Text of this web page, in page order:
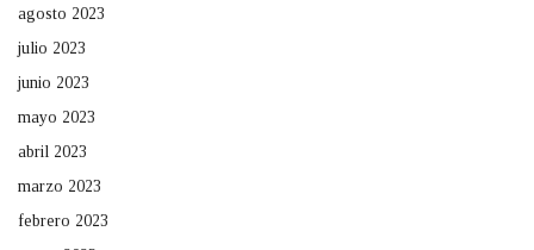
agosto 2023
julio 2023
junio 2023
mayo 2023
abril 2023
marzo 2023
febrero 2023